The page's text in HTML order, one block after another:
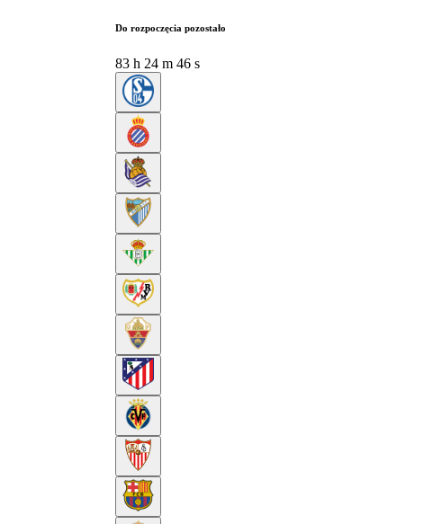
Do rozpoczęcia pozostało
83 h 24 m 45 s